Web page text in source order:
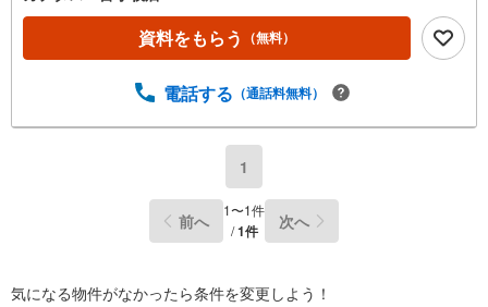
資料をもらう （無料）
電話する （通話料無料）
1
前へ 1〜1件
/1件 次へ
気になる物件がなかったら条件を変更しよう！